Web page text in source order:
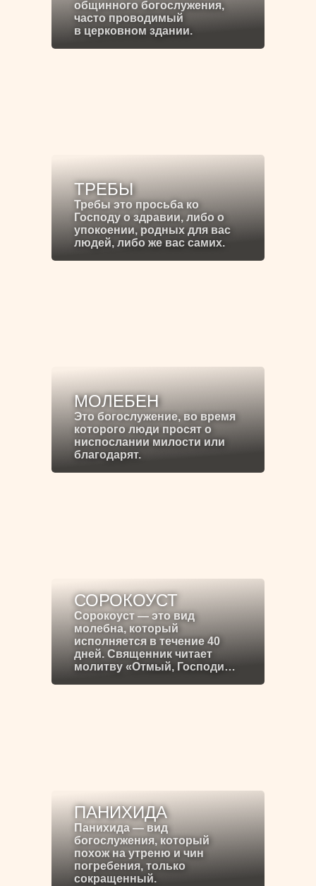
общинного богослужения,
часто проводимый
в церковном здании.
ТРЕБЫ
Требы это просьба ко
Господу о здравии, либо о
упокоении, родных для вас
людей, либо же вас самих.
МОЛЕБЕН
Это богослужение, во время
которого люди просят о
ниспослании милости или
благодарят.
СОРОКОУСТ
Сорокоуст — это вид
молебна, который
исполняется в течение 40
дней. Священник читает
молитву «Отмый, Господи…
ПАНИХИДА
Панихида — вид
богослужения, который
похож на утреню и чин
погребения, только
сокращенный.